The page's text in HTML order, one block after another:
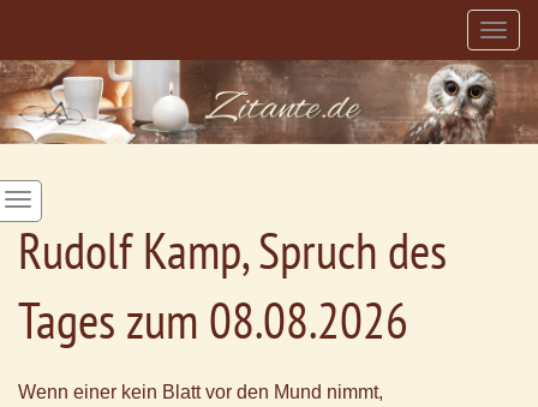
Rudolf Kamp, Spruch des
Tages zum 08.08.2026
Wenn einer kein Blatt vor den Mund nimmt,